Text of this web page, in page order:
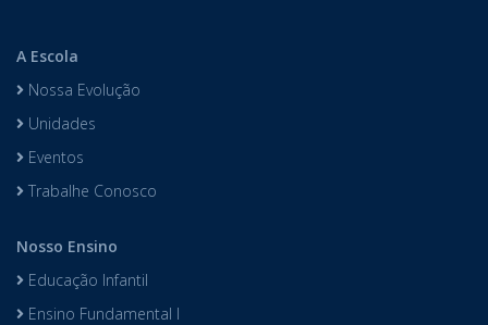
A Escola
Nossa Evolução
Unidades
Eventos
Trabalhe Conosco
Nosso Ensino
Educação Infantil
Ensino Fundamental I